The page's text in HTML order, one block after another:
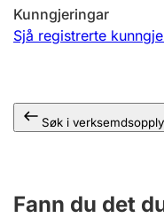
Andre tema
Kunngjeringar
Sjå registrerte
Søk i
Fann du det